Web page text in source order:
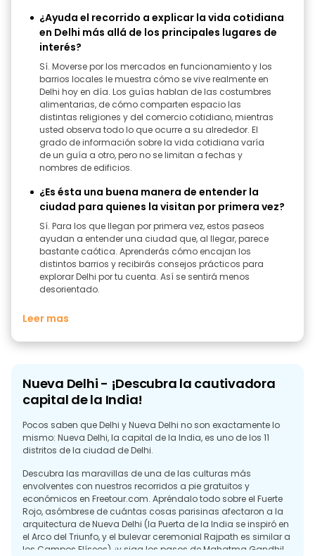
¿Ayuda el recorrido a explicar la vida cotidiana
en Delhi más allá de los principales lugares de
interés?
Sí. Moverse por los mercados en funcionamiento y los
barrios locales le muestra cómo se vive realmente en
Delhi hoy en día. Los guías hablan de las costumbres
alimentarias, de cómo comparten espacio las
distintas religiones y del comercio cotidiano, mientras
usted observa todo lo que ocurre a su alrededor. El
grado de información sobre la vida cotidiana varía
de un guía a otro, pero no se limitan a fechas y
nombres de edificios.
¿Es ésta una buena manera de entender la
ciudad para quienes la visitan por primera vez?
Sí. Para los que llegan por primera vez, estos paseos
ayudan a entender una ciudad que, al llegar, parece
bastante caótica. Aprenderás cómo encajan los
distintos barrios y recibirás consejos prácticos para
explorar Delhi por tu cuenta. Así se sentirá menos
desorientado.
Leer mas
Nueva Delhi - ¡Descubra la cautivadora
capital de la India!
Pocos saben que Delhi y Nueva Delhi no son exactamente lo
mismo: Nueva Delhi, la capital de la India, es uno de los 11
distritos de la ciudad de Delhi.
Descubra las maravillas de una de las culturas más
envolventes con nuestros recorridos a pie gratuitos y
económicos en Freetour.com. Apréndalo todo sobre el Fuerte
Rojo, asómbrese de cuántas cosas parisinas afectaron a la
arquitectura de Nueva Delhi (la Puerta de la India se inspiró en
el Arco del Triunfo, y el bulevar ceremonial Rajpath es similar a
los Campos Elíseos), ¡y siga los pasos de Mahatma Gandhi!